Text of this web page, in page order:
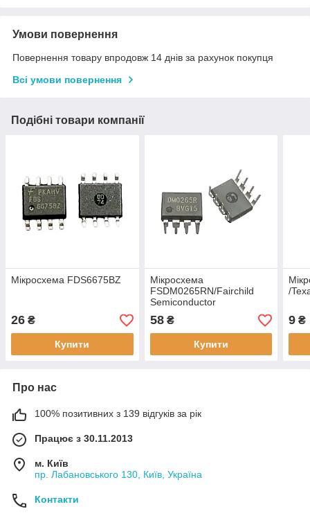
Умови повернення
Повернення товару впродовж 14 днів за рахунок покупця
Всі умови повернення
Подібні товари компанії
Мікросхема FDS6675BZ
26 ₴
Купити
Мікросхема
FSDM0265RN/Fairchild
Semiconductor
58₴
Купити
/
9 ₴
Про нас
100% позитивних з 139 відгуків за рік
Працює з 30.11.2013
м. Київ
пр. Лабановського 130, Київ, Україна
Контакти